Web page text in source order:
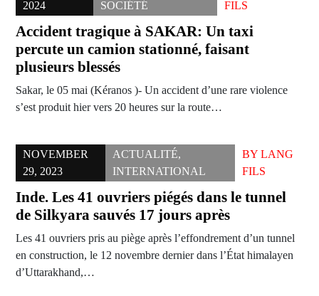
2024 SOCIÉTÉ FILS
Accident tragique à SAKAR: Un taxi
percute un camion stationné, faisant
plusieurs blessés
Sakar, le 05 mai (Kéranos )- Un accident d’une rare violence
s’est produit hier vers 20 heures sur la route…
NOVEMBER
29, 2023
ACTUALITÉ,
INTERNATIONAL
BY LANG
FILS
Inde. Les 41 ouvriers piégés dans le tunnel
de Silkyara sauvés 17 jours après
Les 41 ouvriers pris au piège après l’effondrement d’un tunnel
en construction, le 12 novembre dernier dans l’État himalayen
d’Uttarakhand,…